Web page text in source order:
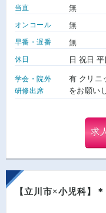
当直 無
オンコール 無
早番・遅番 無
休日 日 祝日 平
学会・院外
研修出席
有 クリニ
をお願い
求
【立川市×小児科】